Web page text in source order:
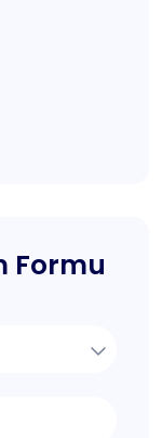
Formu